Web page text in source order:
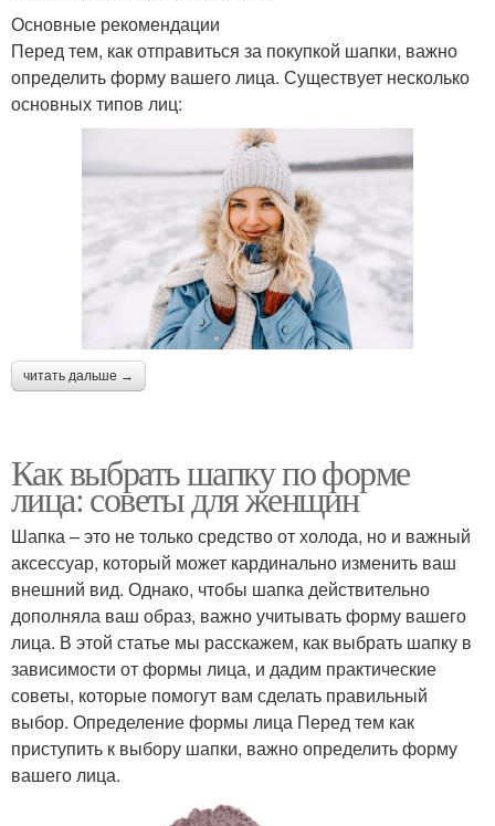
Основные рекомендации
Перед тем, как отправиться за покупкой шапки, важно
определить форму вашего лица. Существует несколько
основных типов лиц:
читать дальше →
Как выбрать шапку по форме
лица: советы для женщин
Шапка – это не только средство от холода, но и важный
аксессуар, который может кардинально изменить ваш
внешний вид. Однако, чтобы шапка действительно
дополняла ваш образ, важно учитывать форму вашего
лица. В этой статье мы расскажем, как выбрать шапку в
зависимости от формы лица, и дадим практические
советы, которые помогут вам сделать правильный
выбор. Определение формы лица Перед тем как
приступить к выбору шапки, важно определить форму
вашего лица.